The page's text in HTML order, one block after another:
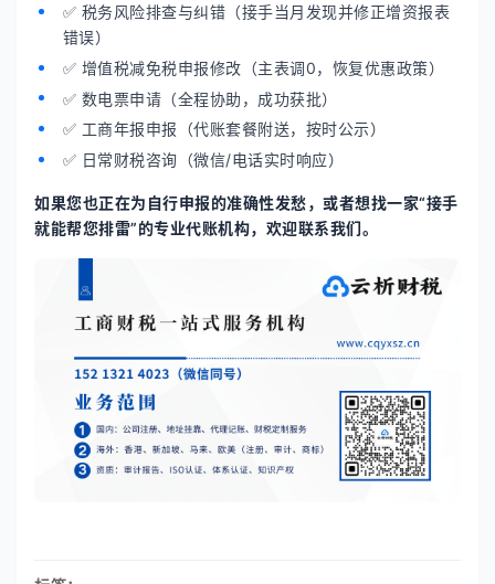
✅ 税务风险排查与纠错（接手当月发现并修正增资报表
错误）
✅ 增值税减免税申报修改（主表调0，恢复优惠政策）
✅ 数电票申请（全程协助，成功获批）
✅ 工商年报申报（代账套餐附送，按时公示）
✅ 日常财税咨询（微信/电话实时响应）
如果您也正在为自行申报的准确性发愁，或者想找一家“接手
就能帮您排雷”的专业代账机构，欢迎联系我们。